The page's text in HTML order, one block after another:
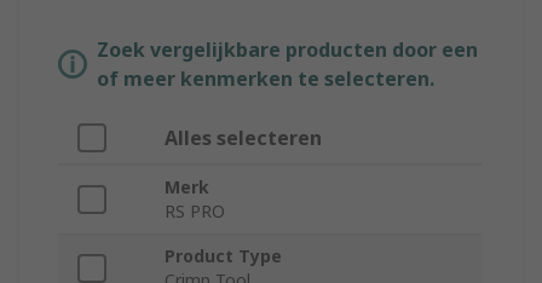
Zoek vergelijkbare producten door een
of meer kenmerken te selecteren.
Alles selecteren
Merk
RS PRO
Product Type